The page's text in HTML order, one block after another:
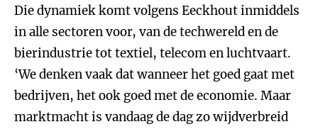
Die dynamiek komt volgens Eeckhout inmiddels
in alle sectoren voor, van de techwereld en de
bierindustrie tot textiel, telecom en luchtvaart.
‘We denken vaak dat wanneer het goed gaat met
bedrijven, het ook goed met de economie. Maar
marktmacht is vandaag de dag zo wijdverbreid